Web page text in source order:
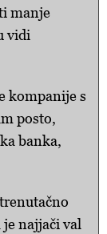
manje
vidi
kompanije s
posto,
banka,
najjači val